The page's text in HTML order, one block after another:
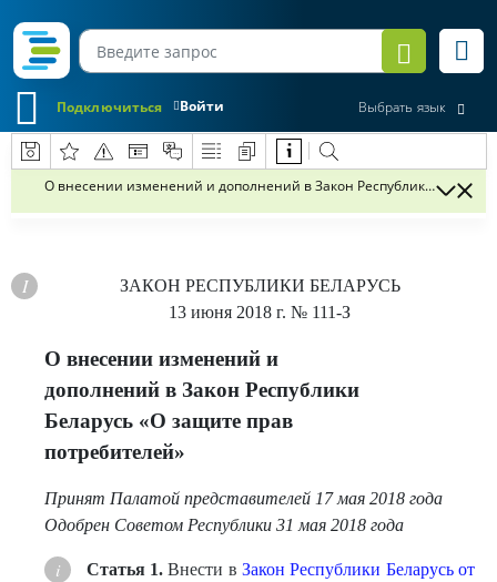
Войти
Подключиться Выбрать язык
О внесении изменений и дополнений в Закон Республики
ЗАКОН РЕСПУБЛИКИ БЕЛАРУСЬ
13 июня 2018 г. № 111-З
О внесении изменений и
дополнений в Закон Республики
Беларусь «О защите прав
потребителей»
Принят Палатой представителей 17 мая 2018 года
Одобрен Советом Республики 31 мая 2018 года
Статья 1. Внести вЗакон Республики Беларусь от